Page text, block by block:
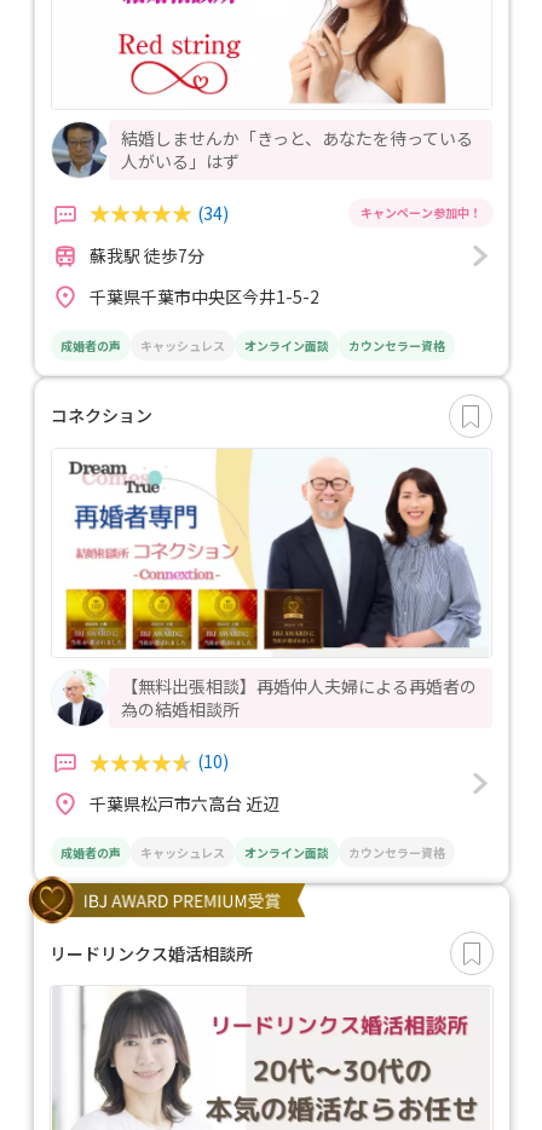
結婚しませんか「きっと、あなたを待っている
人がいる」はず
(34)
蘇我駅 徒歩7分
千葉県千葉市中央区今井1-5-2
成婚者の声 キャッシュレス オンライン面談 カウンセラー資格
コネクション
【無料出張相談】再婚仲人夫婦による再婚者の
為の結婚相談所
(10)
千葉県松戸市六高台 近辺
成婚者の声 キャッシュレス オンライン面談 カウンセラー資格
リードリンクス婚活相談所